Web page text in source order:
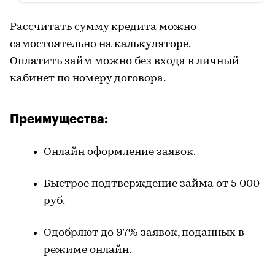
Рассчитать сумму кредита можно
самостоятельно на калькуляторе.
Оплатить займ можно без входа в личный
кабинет по номеру договора.
Преимущества:
Онлайн оформление заявок.
Быстрое подтверждение займа от 5 000
руб.
Одобряют до 97% заявок, поданных в
режиме онлайн.